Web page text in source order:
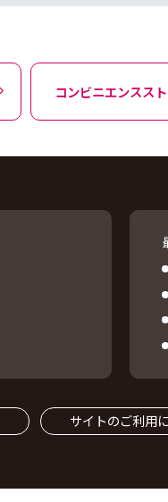
コンビニエンスス
サイトのご利用